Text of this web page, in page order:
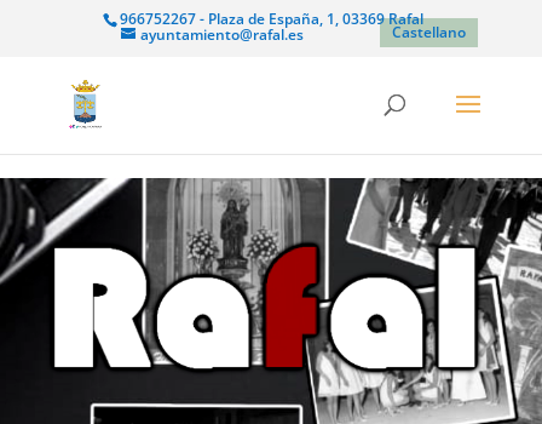
966752267 - Plaza de España, 1, 03369 Rafal
ayuntamiento@rafal.es Castellano
Reproductor
de
vídeo